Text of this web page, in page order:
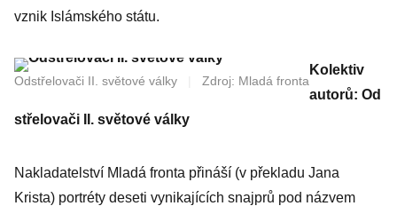
vznik Islámského státu.
Odstřelovači II. světové války Zdroj: Mladá fronta
Kolektiv
autorů: Od
střelovači II. světové války
Nakladatelství Mladá fronta přináší (v překladu Jana
Krista) portréty deseti vynikajících snajprů pod názvem